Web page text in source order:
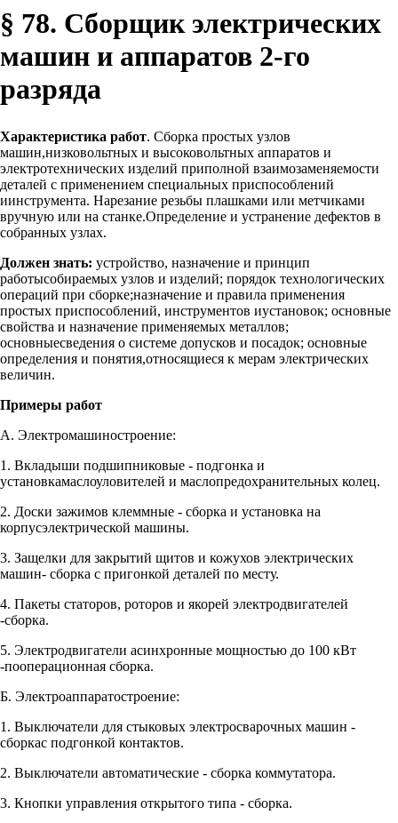
§ 78. Сборщик электрических
машин и аппаратов 2-го
разряда
Характеристика работ. Сборка простых узлов
машин,низковольтных и высоковольтных аппаратов и
электротехнических изделий приполной взаимозаменяемости
деталей с применением специальных приспособлений
иинструмента. Нарезание резьбы плашками или метчиками
вручную или на станке.Определение и устранение дефектов в
собранных узлах.
Должен знать: устройство, назначение и принцип
работысобираемых узлов и изделий; порядок технологических
операций при сборке;назначение и правила применения
простых приспособлений, инструментов иустановок; основные
свойства и назначение применяемых металлов;
основныесведения о системе допусков и посадок; основные
определения и понятия,относящиеся к мерам электрических
величин.
Примеры работ
А. Электромашиностроение:
1. Вкладыши подшипниковые - подгонка и
установкамаслоуловителей и маслопредохранительных колец.
2. Доски зажимов клеммные - сборка и установка на
корпусэлектрической машины.
3. Защелки для закрытий щитов и кожухов электрических
машин- сборка с пригонкой деталей по месту.
4. Пакеты статоров, роторов и якорей электродвигателей
-сборка.
5. Электродвигатели асинхронные мощностью до 100 кВт
-пооперационная сборка.
Б. Электроаппаратостроение:
1. Выключатели для стыковых электросварочных машин -
сборкас подгонкой контактов.
2. Выключатели автоматические - сборка коммутатора.
3. Кнопки управления открытого типа - сборка.